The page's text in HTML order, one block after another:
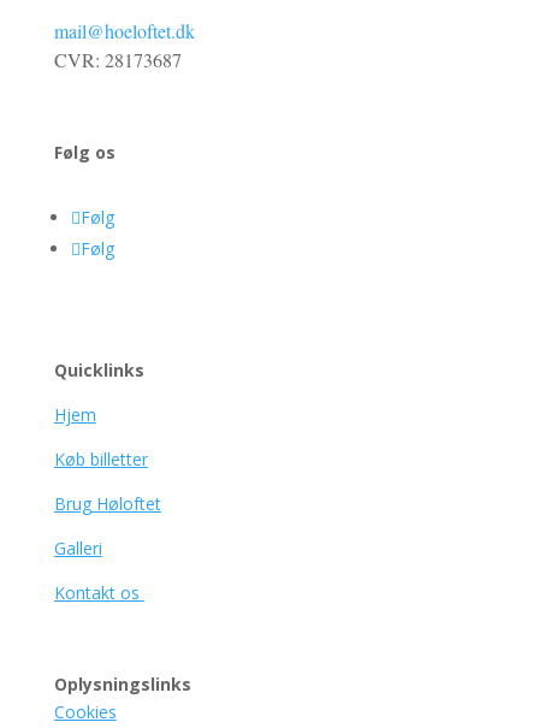
mail@hoeloftet.dk
CVR: 28173687
Følg os
Følg
Følg
Quicklinks
Hjem
Køb billetter
Brug Høloftet
Galleri
Kontakt os
Oplysningslinks
Cookies